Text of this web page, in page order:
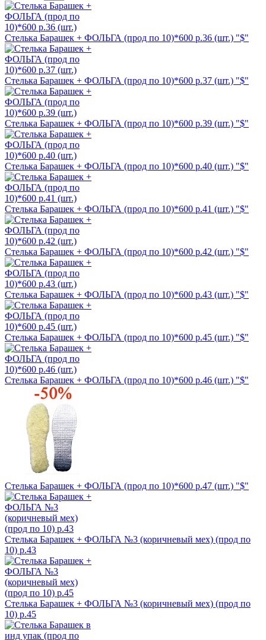
Стелька Барашек + ФОЛЬГА (прод по 10)*600 р.36 (шт.) "$"
Стелька Барашек + ФОЛЬГА (прод по 10)*600 р.37 (шт.) "$"
Стелька Барашек + ФОЛЬГА (прод по 10)*600 р.39 (шт.) "$"
Стелька Барашек + ФОЛЬГА (прод по 10)*600 р.40 (шт.) "$"
Стелька Барашек + ФОЛЬГА (прод по 10)*600 р.41 (шт.) "$"
Стелька Барашек + ФОЛЬГА (прод по 10)*600 р.42 (шт.) "$"
Стелька Барашек + ФОЛЬГА (прод по 10)*600 р.43 (шт.) "$"
Стелька Барашек + ФОЛЬГА (прод по 10)*600 р.45 (шт.) "$"
Стелька Барашек + ФОЛЬГА (прод по 10)*600 р.46 (шт.) "$"
Стелька Барашек + ФОЛЬГА (прод по 10)*600 р.47 (шт.) "$"
Стелька Барашек + ФОЛЬГА №3 (коричневый мех) (прод по
10) р.43
Стелька Барашек + ФОЛЬГА №3 (коричневый мех) (прод по
10) р.45